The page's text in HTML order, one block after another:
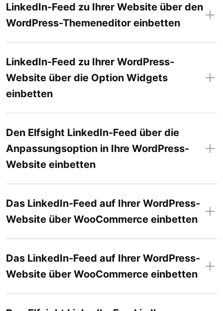
LinkedIn-Feed zu Ihrer Website über den
WordPress-Themeneditor einbetten
LinkedIn-Feed zu Ihrer WordPress-
Website über die Option Widgets
einbetten
Den Elfsight LinkedIn-Feed über die
Anpassungsoption in Ihre WordPress-
Website einbetten
Das LinkedIn-Feed auf Ihrer WordPress-
Website über WooCommerce einbetten
Das LinkedIn-Feed auf Ihrer WordPress-
Website über WooCommerce einbetten